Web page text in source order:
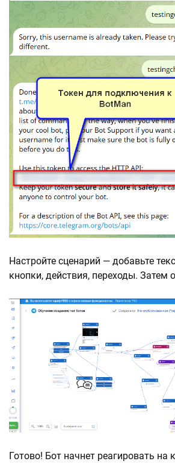
Настройте сценарий — добавьте
кнопки, действия, переходы. Затем
Готово! Бот начнет реагировать на